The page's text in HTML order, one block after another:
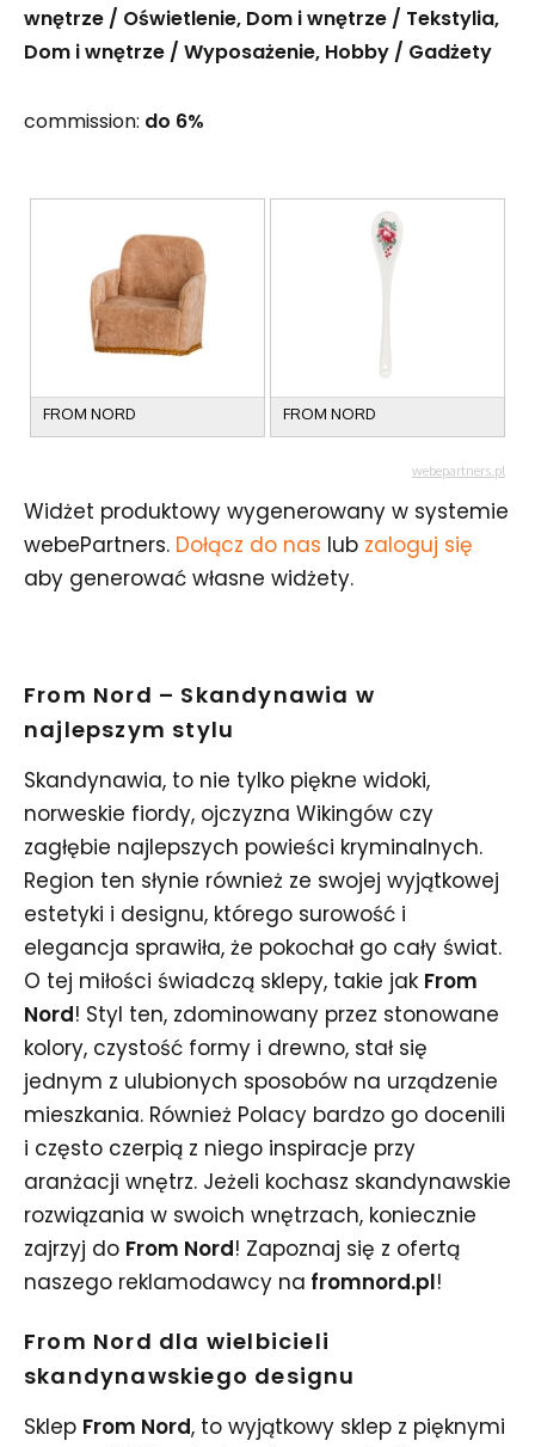
wnętrze / Oświetlenie Dom i wnętrze / Tekstylia
Dom i wnętrze / Wyposażenie Hobby / Gadżety
commission: do 6%
Widżet produktowy wygenerowany w systemie
webePartners. Dołącz do nas lub zaloguj się
aby generować własne widżety.
From Nord – Skandynawia w
najlepszym stylu
Skandynawia, to nie tylko piękne widoki,
norweskie fiordy, ojczyzna Wikingów czy
zagłębie najlepszych powieści kryminalnych.
Region ten słynie również ze swojej wyjątkowej
estetyki i designu, którego surowość i
elegancja sprawiła, że pokochał go cały świat.
O tej miłości świadczą sklepy, takie jak From
Nord! Styl ten, zdominowany przez stonowane
kolory, czystość formy i drewno, stał się
jednym z ulubionych sposobów na urządzenie
mieszkania. Również Polacy bardzo go docenili
i często czerpią z niego inspiracje przy
aranżacji wnętrz. Jeżeli kochasz skandynawskie
rozwiązania w swoich wnętrzach, koniecznie
zajrzyj do From Nord! Zapoznaj się z ofertą
naszego reklamodawcy na fromnord.pl!
From Nord dla wielbicieli
skandynawskiego designu
Sklep From Nord, to wyjątkowy sklep z pięknymi